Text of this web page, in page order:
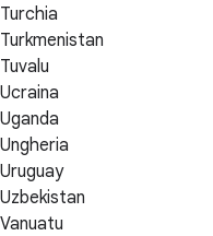
Turchia
Turkmenistan
Tuvalu
Ucraina
Uganda
Ungheria
Uruguay
Uzbekistan
Vanuatu